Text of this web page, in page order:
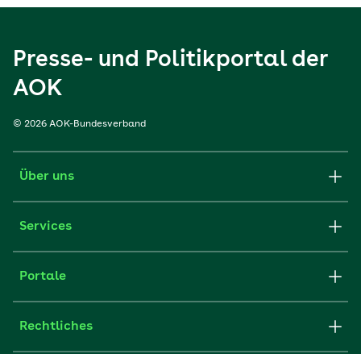
Presse- und Politikportal der
AOK
© 2026 AOK-Bundesverband
Über uns
Services
Portale
Rechtliches